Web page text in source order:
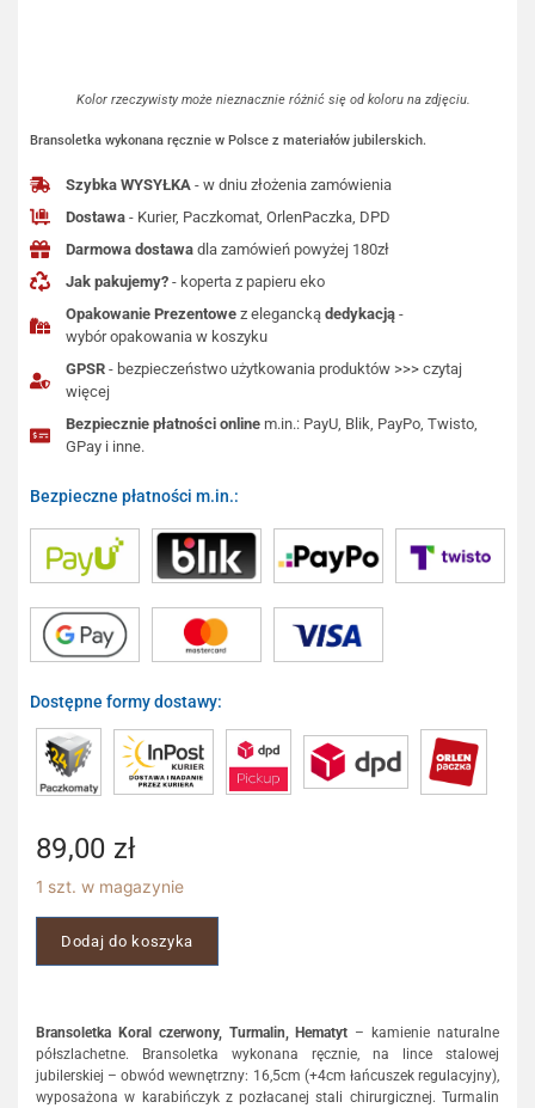
Kolor rzeczywisty może nieznacznie różnić się od koloru na zdjęciu.
Bransoletka wykonana ręcznie w Polsce z materiałów jubilerskich.
Szybka WYSYŁKA - w dniu złożenia zamówienia
Dostawa - Kurier, Paczkomat, OrlenPaczka, DPD
Darmowa dostawa dla zamówień powyżej 180zł
Jak pakujemy? - koperta z papieru eko
Opakowanie Prezentowe z eleganckądedykacją -
wybór opakowania w koszyku
GPSR - bezpieczeństwo użytkowania produktów >>> czytaj
więcej
Bezpiecznie płatności online m.in.: PayU, Blik, PayPo, Twisto,
GPay i inne.
Bezpieczne płatności m.in.:
Dostępne formy dostawy:
89,00 zł
1 szt. w magazynie
Dodaj do koszyka
Bransoletka Koral czerwony, Turmalin, Hematyt – kamienie naturalne
półszlachetne. Bransoletka wykonana ręcznie, na lince stalowej
jubilerskiej – obwód wewnętrzny: 16,5cm (+4cm łańcuszek regulacyjny),
wyposażona w karabińczyk z pozłacanej stali chirurgicznej. Turmalin